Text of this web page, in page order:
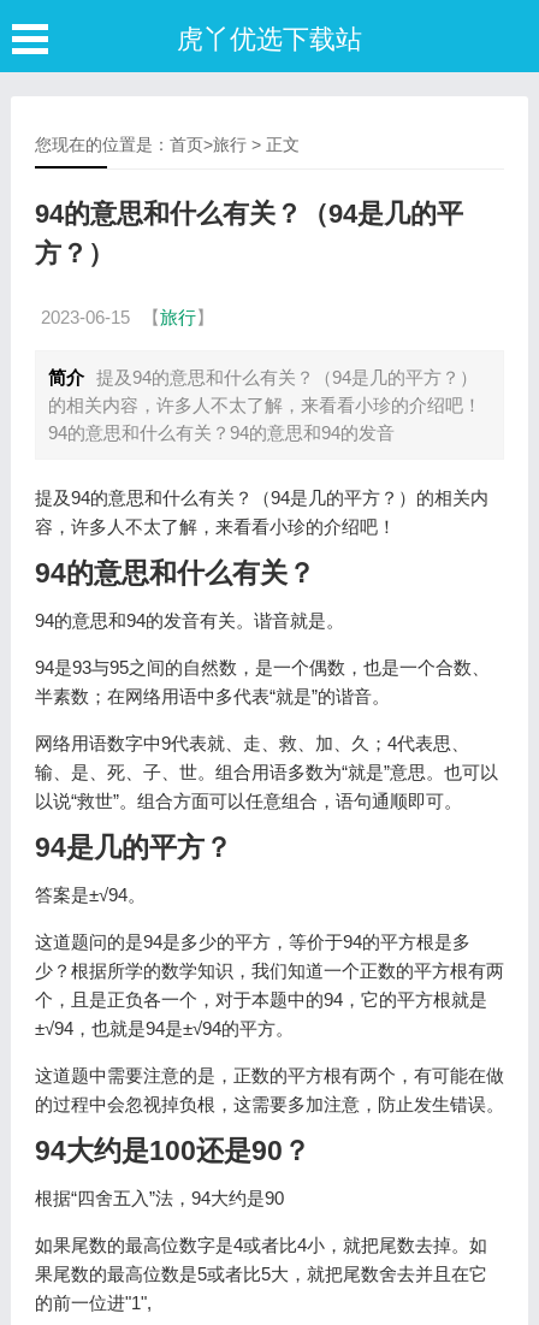
虎丫优选下载站
您现在的位置是： 首页>旅行> 正文
94的意思和什么有关？（94是几的平
方？）
2023-06-15 【旅行】
简介 提及94的意思和什么有关？（94是几的平方？）
的相关内容，许多人不太了解，来看看小珍的介绍吧！
94的意思和什么有关？94的意思和94的发音
提及94的意思和什么有关？（94是几的平方？）的相关内
容，许多人不太了解，来看看小珍的介绍吧！
94的意思和什么有关？
94的意思和94的发音有关。谐音就是。
94是93与95之间的自然数，是一个偶数，也是一个合数、
半素数；在网络用语中多代表“就是”的谐音。
网络用语数字中9代表就、走、救、加、久；4代表思、
输、是、死、子、世。组合用语多数为“就是”意思。也可以
以说“救世”。组合方面可以任意组合，语句通顺即可。
94是几的平方？
答案是±√94。
这道题问的是94是多少的平方，等价于94的平方根是多
少？根据所学的数学知识，我们知道一个正数的平方根有两
个，且是正负各一个，对于本题中的94，它的平方根就是
±√94，也就是94是±√94的平方。
这道题中需要注意的是，正数的平方根有两个，有可能在做
的过程中会忽视掉负根，这需要多加注意，防止发生错误。
94大约是100还是90？
根据“四舍五入”法，94大约是90
如果尾数的最高位数字是4或者比4小，就把尾数去掉。如
果尾数的最高位数是5或者比5大，就把尾数舍去并且在它
的前一位进"1",